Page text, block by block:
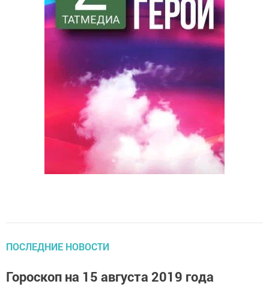
ПОСЛЕДНИЕ НОВОСТИ
Гороскоп на 15 августа 2019 года